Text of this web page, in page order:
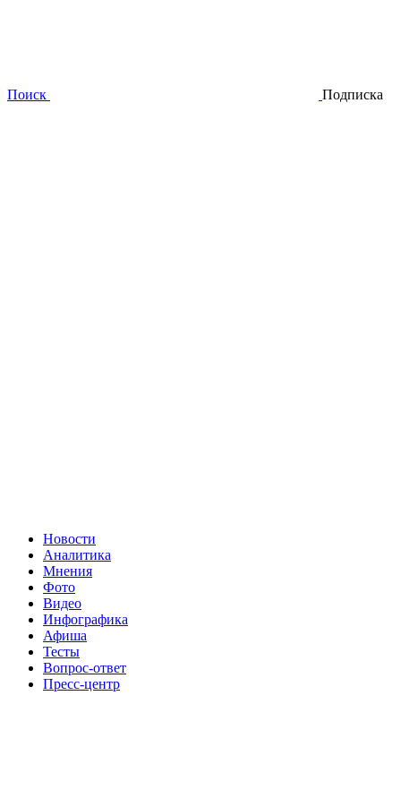
Поиск Подписка
Новости
Аналитика
Мнения
Фото
Видео
Инфографика
Афиша
Тесты
Вопрос-ответ
Пресс-центр